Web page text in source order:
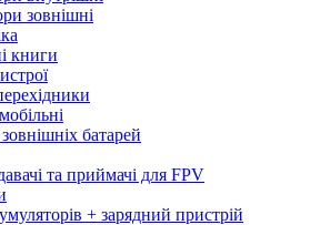
зовнішні
книги
батарей
та приймачі для FPV
+ зарядний пристрій